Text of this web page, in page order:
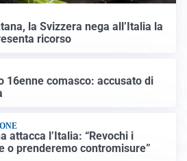
la Svizzera nega all’Italia la
ricorso
16enne comasco: accusato di
attacca l’Italia: “Revochi i
o prenderemo contromisure”